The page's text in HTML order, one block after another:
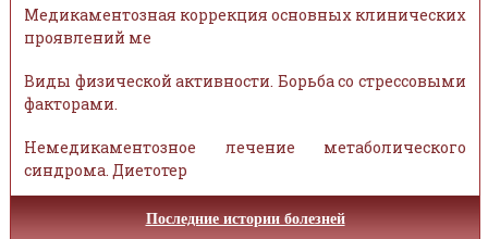
Медикаментозная коррекция основных клинических
проявлений ме
Виды физической активности. Борьба со стрессовыми
факторами.
Немедикаментозное лечение метаболического
синдрома. Диетотер
Последние истории болезней